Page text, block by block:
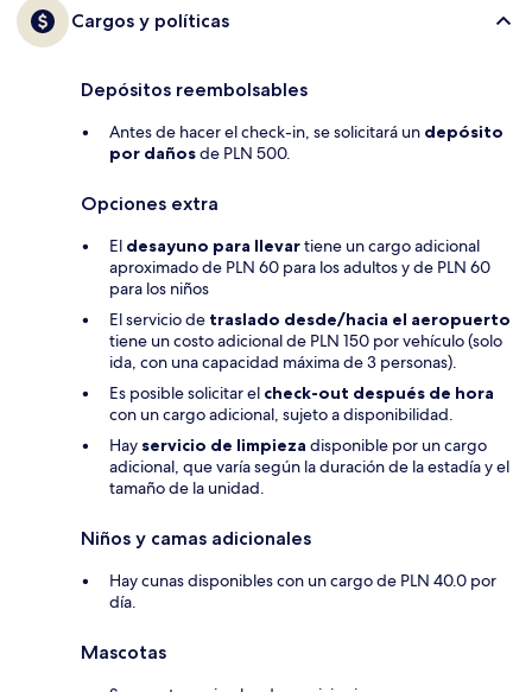
Cargos y políticas
Depósitos reembolsables
Antes de hacer el check-in, se solicitará un depósito
por dañosde PLN 500.
Opciones extra
El desayuno para llevartiene un cargo adicional
aproximado de PLN 60 para los adultos y de PLN 60
para los niños
El servicio de traslado desde/hacia el aeropuerto
tiene un costo adicional de PLN 150 por vehículo (solo
ida, con una capacidad máxima de 3 personas).
Es posible solicitar el check-out después de hora
con un cargo adicional, sujeto a disponibilidad.
Hay servicio de limpieza disponible por un cargo
adicional, que varía según la duración de la estadía y el
tamaño de la unidad.
Niños y camas adicionales
Hay cunas disponibles con un cargo de PLN 40.0 por
día.
Mascotas